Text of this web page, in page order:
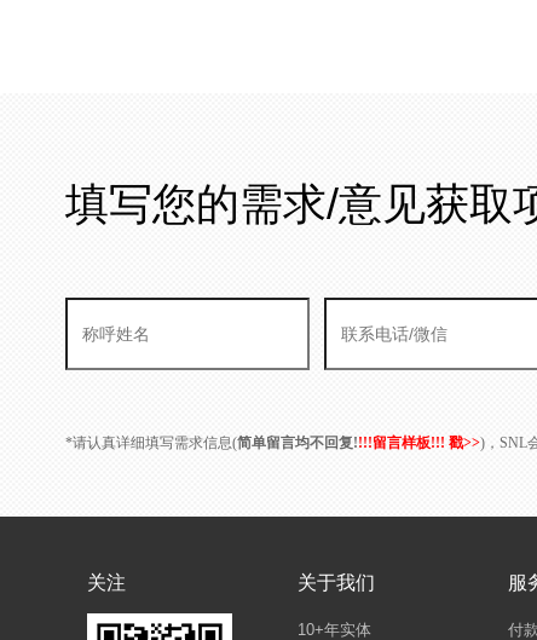
填写您的需求/意见获取
*请认真详细填写需求信息(简单留言均不回复!!!!留言样板!!! 戳>>)，SNL
关注 关于我们
10+年实体
服
付